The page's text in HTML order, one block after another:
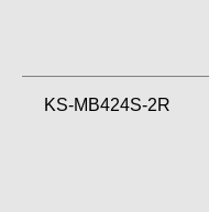
KS-MB424S-2R